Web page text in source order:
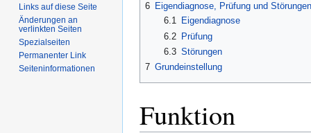
6 Eigendiagnose, Prüfung und Störungen
6.1
Eigendiagnose
6.2 Prüfung
6.3 Störungen
7 Grundeinstellung
Funktion
Links auf diese Seite
Änderungen an
verlinkten Seiten
Spezialseiten
Permanenter Link
Seiten­informationen